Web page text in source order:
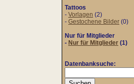
Tattoos
- Vorlagen (2)
- Gestochene Bilder (0)
Nur für Mitglieder
- Nur für Mitglieder (1)
Datenbanksuche: